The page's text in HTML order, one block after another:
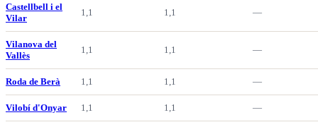
Castellbell i el
Vilar
1,1 1,1 —
Vilanova del
Vallès
1,1 1,1 —
Roda de Berà 1,1 1,1 —
Vilobí d'Onyar 1,1 1,1 —